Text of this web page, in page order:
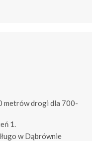
metrów drogi dla 700-
1.
w Dąbrównie